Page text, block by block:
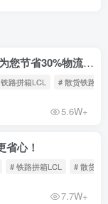
中欧班列拼柜/整柜皆可，双清包税到门，为您节省30%物流成本！
路拼箱LCL # 散货铁路
5.6W+
心！
# 铁路拼箱LCL # 散货铁
7.7W+